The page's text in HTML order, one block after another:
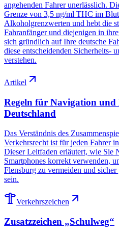
angehenden Fahrer unerlässlich.
Grenze von 3,5 ng/ml THC im
Alkoholgrenzwerten und hebt die
Fahranfänger und diejenigen in
sich gründlich auf Ihre deutsche
diese entscheidenden Sicherheits-
verstehen.
Artikel
Regeln für Navigation und
Deutschland
Das Verständnis des
Verkehrsrecht ist für jeden Fahrer
Dieser Leitfaden erläutert, wie Sie
Smartphones korrekt verwenden,
Flensburg zu vermeiden und
sein.
Verkehrszeichen
Zusatzzeichen „Schulweg“